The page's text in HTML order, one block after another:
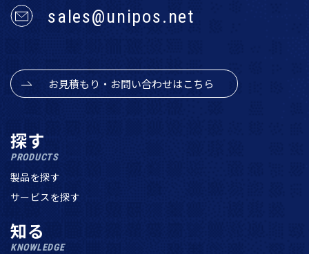
sales@unipos.net
お見積もり・お問い合わせはこちら
探す
PRODUCTS
製品を探す
サービスを探す
知る
KNOWLEDGE